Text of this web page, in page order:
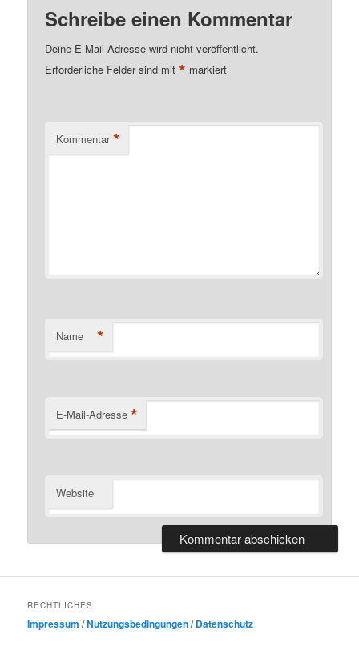
Schreibe einen Kommentar
Deine E-Mail-Adresse wird nicht veröffentlicht.
Erforderliche Felder sind mit* markiert
Kommentar *
Name *
E-Mail-Adresse *
Website
RECHTLICHES
Impressum /Nutzungsbedingungen/Datenschutz